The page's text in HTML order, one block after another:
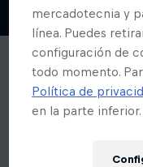
mercadotecnia y
línea. Puedes
configuración de
todo momento.
Política de
en la parte inferior.